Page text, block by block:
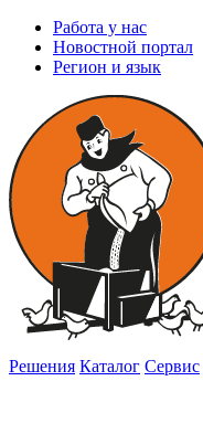
Работа у нас
Новостной портал
Регион и язык
Решения Каталог Сервис